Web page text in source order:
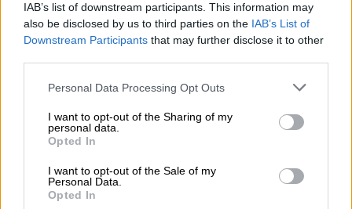
IAB’s list of downstream participants. This information may
also be disclosed by us to third parties on the IAB’s List of
Downstream Participants that may further disclose it to other
Please note that this website/app uses one or more Google
not limited to your visit or usage behaviour. You may click to
grant or deny consent to Google and its third-party tags to
use your data for below specified purposes in below Google
consent section.
Personal Data Processing Opt Outs
I want to opt-out of the Sharing of my
personal data.
Opted In
I want to opt-out of the Sale of my
Personal Data.
Opted In
Τοτροχαίοέγινε περίπου στις 20:00 το
βράδυ της Τρίτης (02.06.2026), όταν
αυτοκίνητο που έβγαινε από πάρκινγκ στη
Μελούνας, στο Μενίδι, χτύπησε και
παρέσυρε το παιδί.
ΔΙΑΒΑΣΤΕ ΕΠΙΣΗΣ
Ελλάδα|02.06.2026 23:12